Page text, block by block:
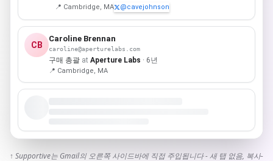
📍 Cambridge, MA @cavejohnson
CB
Caroline Brennan
caroline@aperturelabs.com
구매 총괄 at Aperture Labs · 6년
📍 Cambridge, MA
↑ Supportive는 Gmail의 오른쪽 사이드바에 직접 주입됩니다 - 새 탭 없음, 복사-